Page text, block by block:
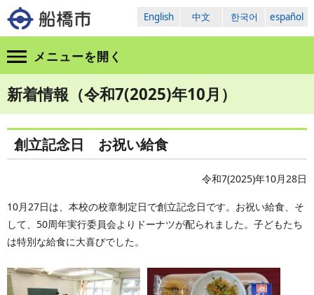
English 中文 한국어 español
メニューを開く
新着情報（令和7(2025)年10月）
創立記念日 お祝い給食
令和7(2025)年10月28日
10月27日は、本校の校章制定日で創立記念日です。お祝い給食、そ
して、50周年実行委員会よりドーナツが配られました。子どもたち
は特別な給食に大喜びでした。